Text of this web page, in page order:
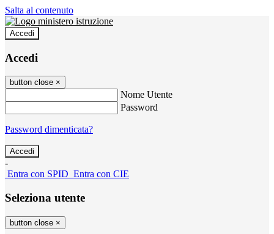
Salta al contenuto
Accedi
Accedi
button close ×
Nome Utente
Password
Password dimenticata?
-
Entra con SPID Entra con CIE
Seleziona utente
button close ×